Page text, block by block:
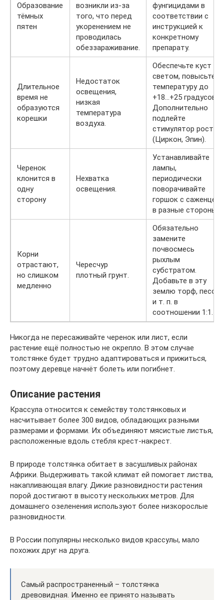
Образование
тёмных
пятен
возникли из-за
того, что перед
укоренением не
проводилась
обеззараживание.
фунгицидами в
соответствии с
инструкцией к
конкретному
препарату.
Длительное
время не
образуются
корешки
Недостаток
освещения,
низкая
температура
воздуха.
Обеспечьте куст
светом, повысьте
температуру до
+18…+25 градусов.
Дополнительно
подлейте
стимулятор роста
(Циркон, Эпин).
Черенок
клонится в
одну
сторону
Нехватка
освещения.
Устанавливайте
лампы,
периодически
поворачивайте
горшок с саженцем
в разные стороны.
Корни
отрастают,
но слишком
медленно
Чересчур
плотный грунт.
Обязательно
замените
почвосмесь
рыхлым
субстратом.
Добавьте в эту
землю торф, песок
и т. п. в
соотношении 1:1.
Никогда не пересаживайте черенок или лист, если
растение ещё полностью не окрепло. В этом случае
толстянке будет трудно адаптироваться и прижиться,
поэтому деревце начнёт болеть или погибнет.
Описание растения
Крассула относится к семейству толстянковых и
насчитывает более 300 видов, обладающих разными
размерами и формами. Их объединяют мясистые листья,
расположенные вдоль стебля крест-накрест.
В природе толстянка обитает в засушливых районах
Африки. Выдерживать такой климат ей помогает листва,
накапливающая влагу. Дикие разновидности растения
порой достигают в высоту нескольких метров. Для
домашнего озеленения используют более низкорослые
разновидности.
В России популярны несколько видов крассулы, мало
похожих друг на друга.
Самый распространенный – толстянка
древовидная. Именно ее принято называть